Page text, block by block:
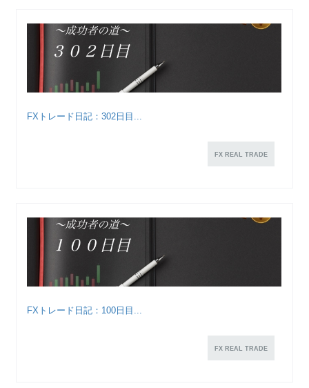
FXトレード日記：302日目...
FX REAL TRADE
FXトレード日記：100日目...
FX REAL TRADE